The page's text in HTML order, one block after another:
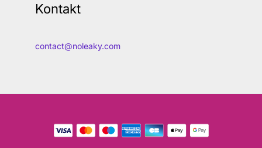
Kontakt
contact@noleaky.com